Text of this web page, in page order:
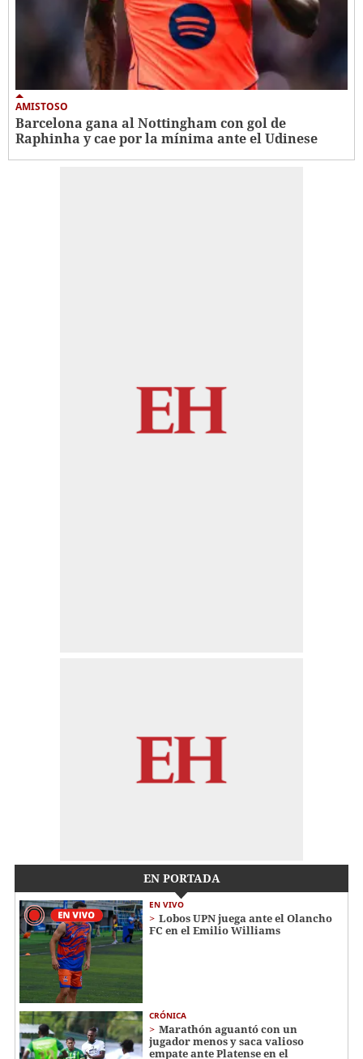
AMISTOSO
Barcelona gana al Nottingham con gol de
Raphinha y cae por la mínima ante el Udinese
EN PORTADA
EN VIVO
Lobos UPN juega ante el Olancho
FC en el Emilio Williams
CRÓNICA
Marathón aguantó con un
jugador menos y saca valioso
empate ante Platense en el